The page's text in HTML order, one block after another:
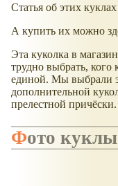
Статья об этих
А купить их можно
Эта куколка в
трудно выбрать, кого
единой. Мы выбрали
дополнительной
прелестной причёски.
Фото